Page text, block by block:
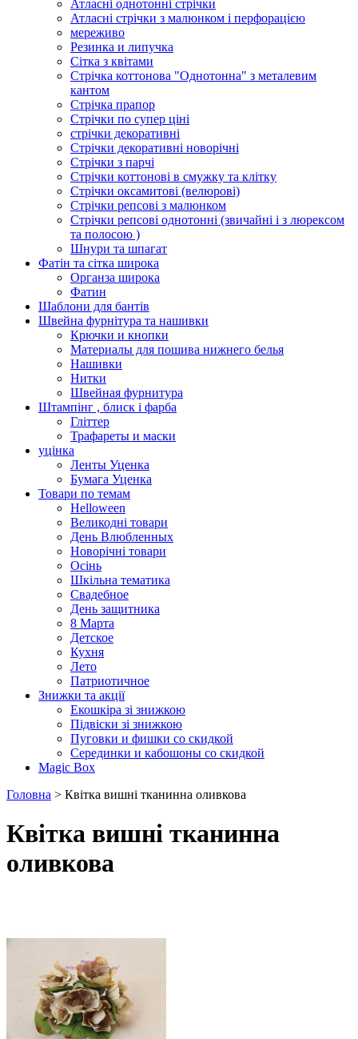
Атласні однотонні стрічки
Атласні стрічки з малюнком і перфорацією
мереживо
Резинка и липучка
Сітка з квітами
Стрічка коттонова "Однотонна" з металевим
кантом
Стрічка прапор
Стрічки по супер ціні
стрічки декоративні
Стрічки декоративні новорічні
Стрічки з парчі
Стрічки коттонові в смужку та клітку
Стрічки оксамитові (велюрові)
Стрічки репсові з малюнком
Стрічки репсові однотонні (звичайні і з люрексом
та полосою )
Шнури та шпагат
Фатін та сітка широка
Органза широка
Фатин
Шаблони для бантів
Швейна фурнітура та нашивки
Крючки и кнопки
Материалы для пошива нижнего белья
Нашивки
Нитки
Швейная фурнитура
Штампінг , блиск і фарба
Гліттер
Трафареты и маски
уцінка
Ленты Уценка
Бумага Уценка
Товари по темам
Helloween
Великодні товари
День Влюбленных
Новорічні товари
Осінь
Шкільна тематика
Свадебное
День защитника
8 Марта
Детское
Кухня
Лето
Патриотичное
Знижки та акції
Екошкіра зі знижкою
Підвіски зі знижкою
Пуговки и фишки со скидкой
Серединки и кабошоны со скидкой
Magic Box
Головна > Квітка вишні тканинна оливкова
Квітка вишні тканинна
оливкова